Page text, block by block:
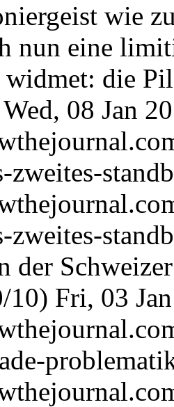
wie
nun eine
widmet: die
Wed, 08 Jan
zweites-
zweites-
der
10) Fri, 03